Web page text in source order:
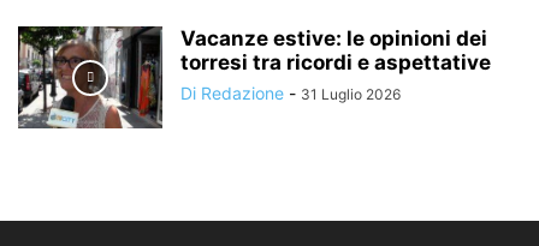
Vacanze estive: le opinioni dei
torresi tra ricordi e aspettative
Di Redazione - 31 Luglio 2026